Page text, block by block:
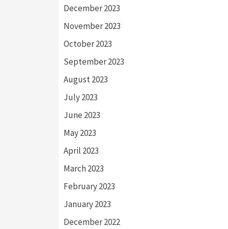
December 2023
November 2023
October 2023
September 2023
August 2023
July 2023
June 2023
May 2023
April 2023
March 2023
February 2023
January 2023
December 2022